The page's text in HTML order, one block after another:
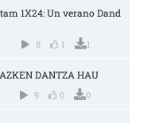
1X24: Un verano Dand
8 1 1
DANTZA HAU
9 0 0